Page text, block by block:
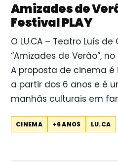
Amizades de
Festival PLAY
O LU.CA – Teatro Luís
“Amizades de Verão”,
A proposta de cinema
a partir dos 6 anos e é
manhãs culturais em
CINEMA +6 ANOS LU.CA